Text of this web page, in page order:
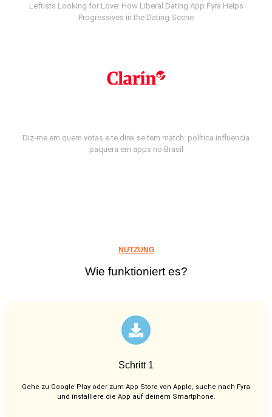
Leftists Looking for Love: How Liberal Dating App Fyra Helps
Progressives in the Dating Scene
Diz-me em quem votas e te direi se tem match: política influencia
paquera em apps no Brasil
NUTZUNG
Wie funktioniert es?
Schritt 1
Gehe zu Google Play oder zum App Store von Apple, suche nach Fyra
und installiere die App auf deinem Smartphone.